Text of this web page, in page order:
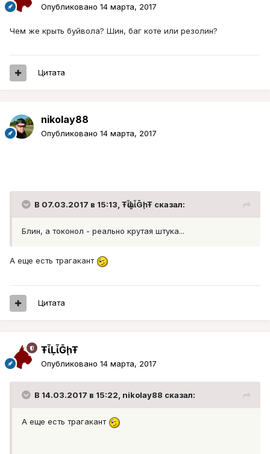
Опубликовано 14 марта, 2017
Чем же крыть буйвола? Шин, баг коте или резолин?
Цитата
nikolay88
Опубликовано 14 марта, 2017
В 07.03.2017 в 15:13, ŦᾡἷḶἷḠḩŦ сказал:
Блин, а токонол - реально крутая штука...
А еще есть трагакант
Цитата
ŦᾡἷḶἷḠḩŦ
Опубликовано 14 марта, 2017
В 14.03.2017 в 15:22, nikolay88 сказал:
А еще есть трагакант